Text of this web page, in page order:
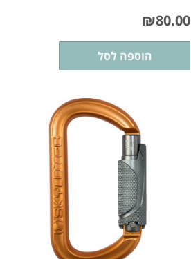
₪80.00
הוספה לסל